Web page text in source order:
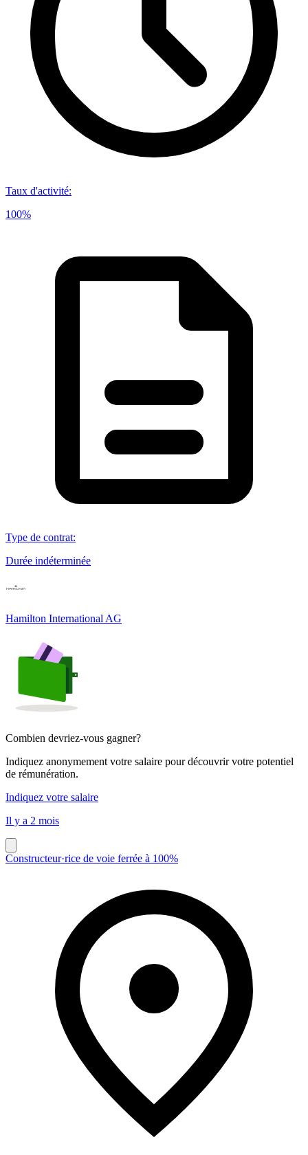
Taux d'activité:
100%
Type de contrat:
Durée indéterminée
Hamilton International AG
Combien devriez-vous gagner?
Indiquez anonymement votre salaire pour découvrir votre potentiel
de rémunération.
Indiquez votre salaire
Il y a 2 mois
Constructeur·rice de voie ferrée à 100%